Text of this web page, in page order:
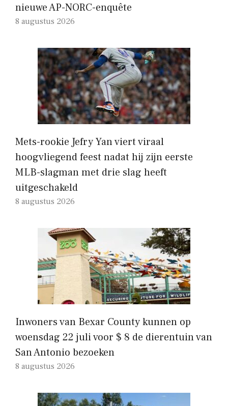
nieuwe AP-NORC-enquête
8 augustus 2026
Mets-rookie Jefry Yan viert viraal
hoogvliegend feest nadat hij zijn eerste
MLB-slagman met drie slag heeft
uitgeschakeld
8 augustus 2026
Inwoners van Bexar County kunnen op
woensdag 22 juli voor $ 8 de dierentuin van
San Antonio bezoeken
8 augustus 2026